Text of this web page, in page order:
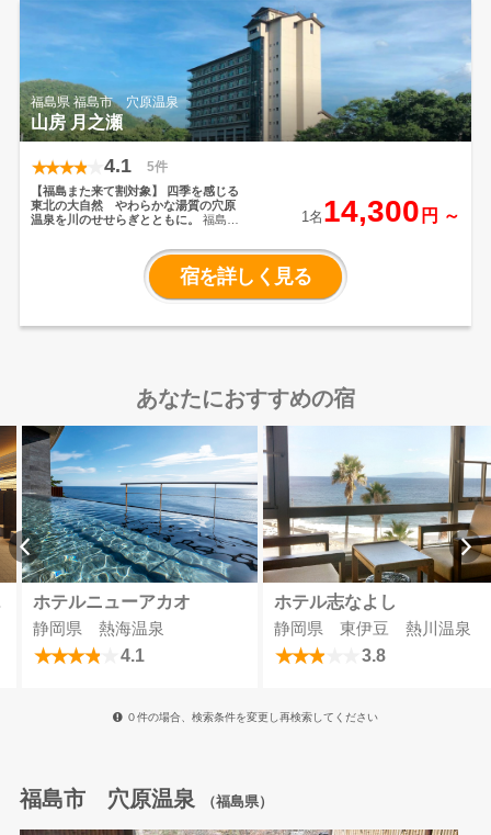
リフレッシュ＆癒しを満喫してくださ
福島県 福島市 穴原温泉
山房 月之瀬
4.1 5件
【福島また来て割対象】
四季を感じる
東北の大自然 やわらかな湯質の穴原
温泉を川のせせらぎとともに。
福島県
倉山や清らかな水の摺上川など大自然
に囲まれた福島有数の温泉郷。
泉からほど近い渓流沿いにある奥飯坂
の「穴原温泉 山房 月之瀬」は、四
季折々の風景を感じられ、観光・旅
す。 穴原温泉のやわらかい湯質は身体
で楽しめる大浴場、旬の食材を使った
おいしいお料理をご堪能いただけま
穴原温泉を心ゆくまで楽しみ抜い
て！ リフレッシュ＆癒しを満喫して
くださいませ。 【5/21～営業再開のお
知らせ】 長い間ご不便おかけいたし
ました。5月21日から営業再開いたしま
す。お客様や従業員の安全のため、
引き続き従業員の体調管理並びに衛
生管理など取り組んで参ります。感
染防止のためマスク着用・咳エチケッ
トや共有スペースでの３密を避ける
などご協力お願い申し上げます。
1名 14,300 円 ～
宿を詳しく見る
あなたにおすすめの宿
パ
ホテルニューアカオ
静岡県 熱海温泉
4.1
ホテル志なよし
静岡県 東伊豆 熱川温泉
3.8
０件の場合、検索条件を変更し再検索してください
福島市 穴原温泉 （福島県）